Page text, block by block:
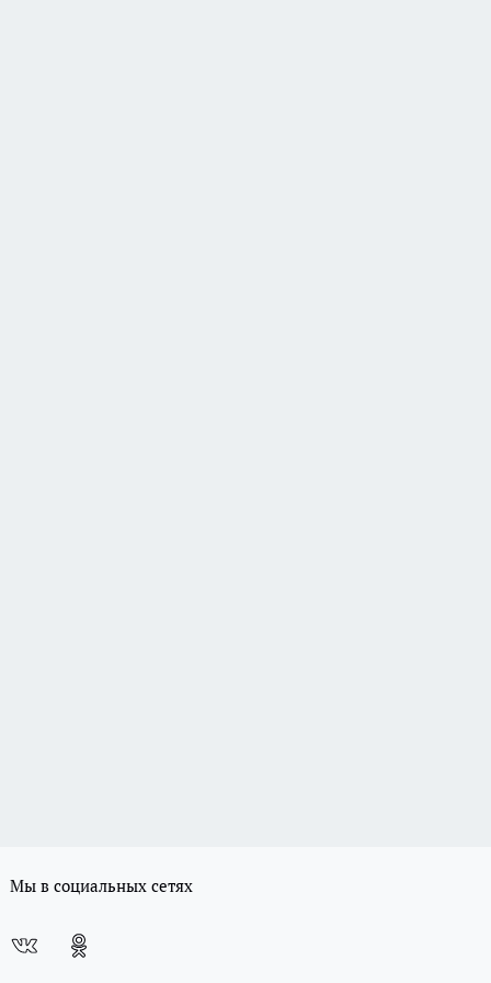
Мы в социальных сетях